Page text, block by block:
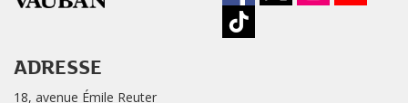
ADRESSE
18, avenue Émile Reuter